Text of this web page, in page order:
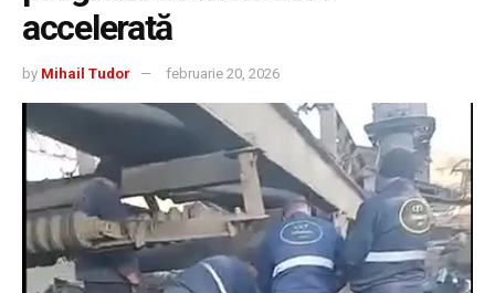
accelerată
by Mihail Tudor februarie 20, 2026